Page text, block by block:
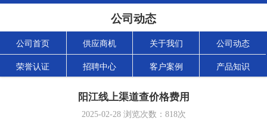
公司动态
公司首页 供应商机 关于我们 公司动态
荣誉认证 招聘中心 客户案例 产品知识
阳江线上渠道查价格费用
2025-02-28浏览次数： 818次